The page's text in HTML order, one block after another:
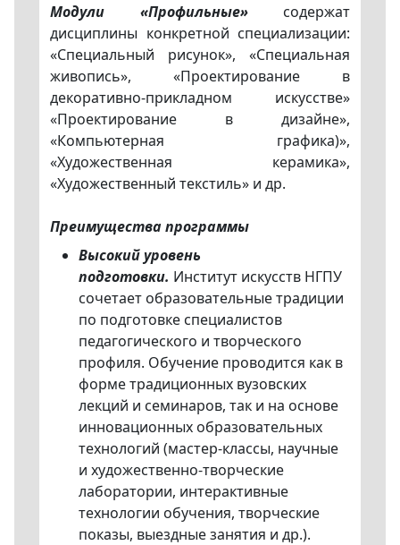
Модули «Профильные»содержат
дисциплины конкретной специализации:
«Специальный рисунок», «Специальная
живопись», «Проектирование в
декоративно-прикладном искусстве»
«Проектирование в дизайне»,
«Компьютерная графика)»,
«Художественная керамика»,
«Художественный текстиль» и др.
Преимущества программы
Высокий уровень
подготовки. Институт искусств НГПУ
сочетает образовательные традиции
по подготовке специалистов
педагогического и творческого
профиля. Обучение проводится как в
форме традиционных вузовских
лекций и семинаров, так и на основе
инновационных образовательных
технологий (мастер-классы, научные
и художественно-творческие
лаборатории, интерактивные
технологии обучения, творческие
показы, выездные занятия и др.).